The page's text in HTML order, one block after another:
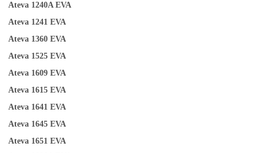
Ateva 1240A EVA
Ateva 1241 EVA
Ateva 1360 EVA
Ateva 1525 EVA
Ateva 1609 EVA
Ateva 1615 EVA
Ateva 1641 EVA
Ateva 1645 EVA
Ateva 1651 EVA